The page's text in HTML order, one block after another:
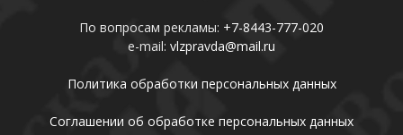
По вопросам рекламы: +7-8443-777-020
e-mail: vlzpravda@mail.ru
Политика обработки персональных данных
Соглашении об обработке персональных данных